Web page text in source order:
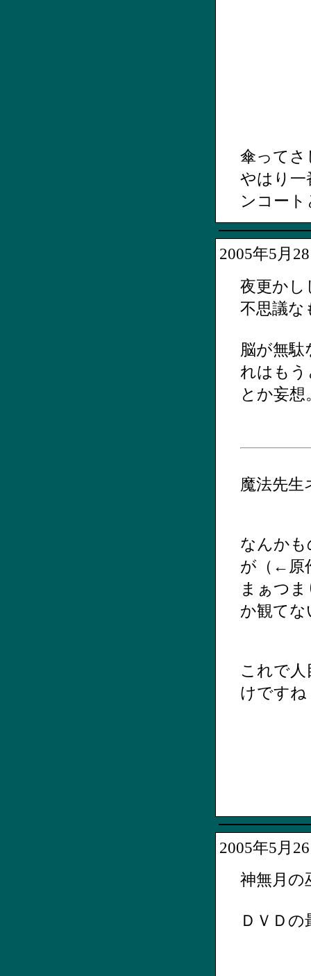
傘ってさ
やはり
ンコー
2005年5月
夜更かし
不思議
脳が無
れはもう
とか妄想
魔法先
なんか
が（←原
まぁつ
か観てな
これで
けですね
2005年5月
神無月の
ＤＶＤ